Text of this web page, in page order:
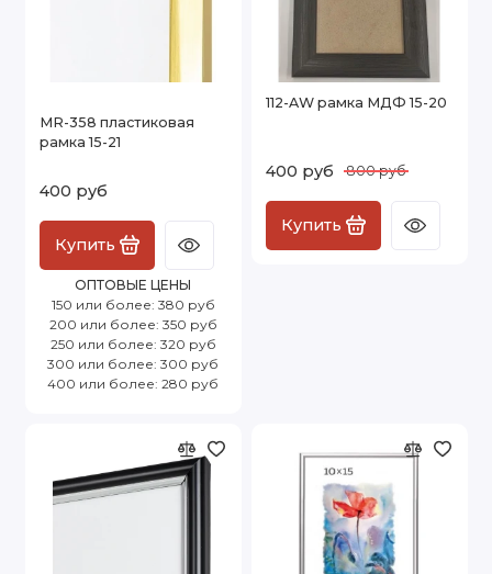
MR-358 пластиковая
рамка 15-21
400 руб
Купить
ОПТОВЫЕ ЦЕНЫ
150 или более: 380 руб
200 или более: 350 руб
250 или более: 320 руб
300 или более: 300 руб
400 или более: 280 руб
112-AW рамка МДФ 15-20
400 руб 800 руб
Купить